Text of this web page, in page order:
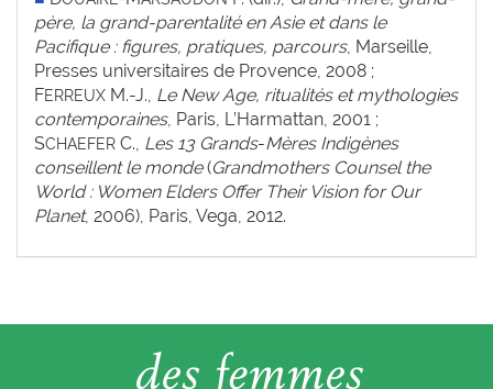
père, la grand-parentalité en Asie et dans le
Pacifique : figures, pratiques, parcours, Marseille,
Presses universitaires de Provence, 2008 ;
FERREUX M.-J., Le New Age, ritualités et mythologies
contemporaines, Paris, L’Harmattan, 2001 ;
SCHAEFER C., Les 13 Grands-Mères Indigènes
conseillent le monde(Grandmothers Counsel the
World : Women Elders Offer Their Vision for Our
Planet, 2006), Paris, Vega, 2012.